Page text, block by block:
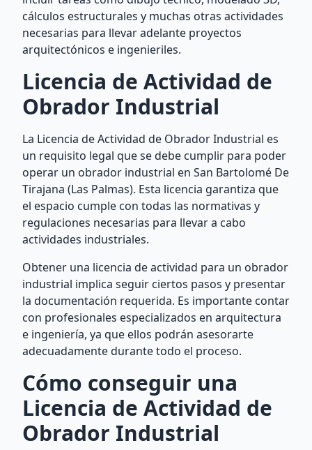
cálculos estructurales y muchas otras actividades
necesarias para llevar adelante proyectos
arquitectónicos e ingenieriles.
Licencia de Actividad de
Obrador Industrial
La Licencia de Actividad de Obrador Industrial es
un requisito legal que se debe cumplir para poder
operar un obrador industrial en San Bartolomé De
Tirajana (Las Palmas). Esta licencia garantiza que
el espacio cumple con todas las normativas y
regulaciones necesarias para llevar a cabo
actividades industriales.
Obtener una licencia de actividad para un obrador
industrial implica seguir ciertos pasos y presentar
la documentación requerida. Es importante contar
con profesionales especializados en arquitectura
e ingeniería, ya que ellos podrán asesorarte
adecuadamente durante todo el proceso.
Cómo conseguir una
Licencia de Actividad de
Obrador Industrial